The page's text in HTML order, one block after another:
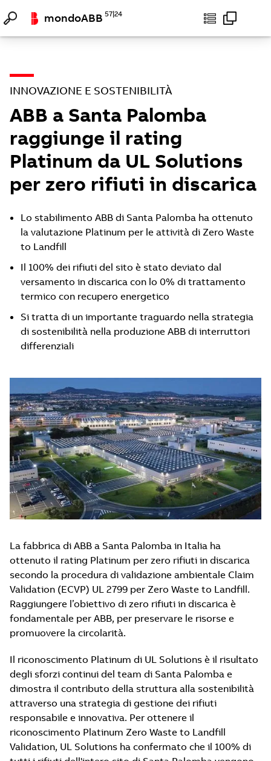
mondoABB 57|24
—
INNOVAZIONE E SOSTENIBILITÀ
ABB a Santa Palomba
raggiunge il rating
Platinum da UL Solutions
per zero rifiuti in discarica
Lo stabilimento ABB di Santa Palomba ha ottenuto
la valutazione Platinum per le attività di Zero Waste
to Landfill
Il 100% dei rifiuti del sito è stato deviato dal
versamento in discarica con lo 0% di trattamento
termico con recupero energetico
Si tratta di un importante traguardo nella strategia
di sostenibilità nella produzione ABB di interruttori
differenziali
La fabbrica di ABB a Santa Palomba in Italia ha
ottenuto il rating Platinum per zero rifiuti in discarica
secondo la procedura di validazione ambientale Claim
Validation (ECVP) UL 2799 per Zero Waste to Landfill.
Raggiungere l’obiettivo di zero rifiuti in discarica è
fondamentale per ABB, per preservare le risorse e
promuovere la circolarità.
Il riconoscimento Platinum di UL Solutions è il risultato
degli sforzi continui del team di Santa Palomba e
dimostra il contributo della struttura alla sostenibilità
attraverso una strategia di gestione dei rifiuti
responsabile e innovativa. Per ottenere il
riconoscimento Platinum Zero Waste to Landfill
Validation, UL Solutions ha confermato che il 100% di